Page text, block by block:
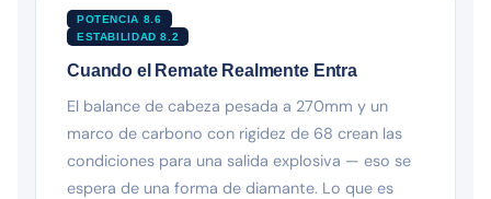
POTENCIA 8.6
ESTABILIDAD 8.2
Cuando el Remate Realmente Entra
El balance de cabeza pesada a 270mm y un
marco de carbono con rigidez de 68 crean las
condiciones para una salida explosiva — eso se
espera de una forma de diamante. Lo que es